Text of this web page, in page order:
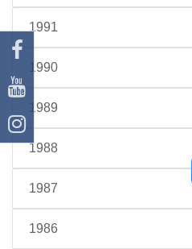
1991
1990
1989
1988
1987
1986